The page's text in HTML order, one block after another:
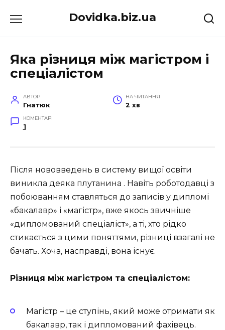
до
Dovidka.biz.ua
Яка різниця між магістром і
спеціалістом
АВТОР
Гнатюк
НА ЧИТАННЯ
2 хв
КОМЕНТАРІ
1
Після нововведень в систему вищої освіти
виникла деяка плутанина . Навіть роботодавці з
побоюванням ставляться до записів у дипломі
«бакалавр» і «магістр», вже якось звичніше
«дипломований спеціаліст», а ті, хто рідко
стикається з цими поняттями, різниці взагалі не
бачать. Хоча, насправді, вона існує.
Різниця між магістром та спеціалістом:
Магістр – це ступінь, який може отримати як
бакалавр, так і дипломований фахівець.